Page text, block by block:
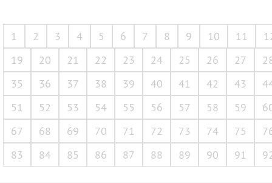
1 2 3 4 5 6 7 8 9 10 11
19
20 21 22 23 24 25 26 27
35
36 37 38 39 40 41 42 43
51
52 53 54 55 56 57 58 59
67
68 69 70 71 72 73 74 75
83
84 85 86 87 88 89 90 91